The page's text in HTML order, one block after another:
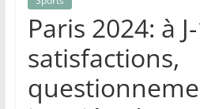
Paris 2024: à
satisfactions,